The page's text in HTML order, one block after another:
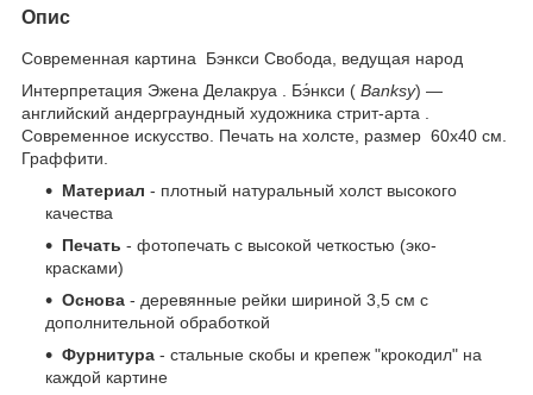
Опис
Современная картина Бэнкси Свобода, ведущая народ
Интерпретация Эжена Делакруа . Бэ́нкси ( Banksy) —
английский андерграундный художника стрит-арта
Современное искусство. Печать на холсте, размер 60x40 см.
Граффити.
Материал - плотный натуральный холст высокого
качества
Печать - фотопечать с высокой четкостью (эко-
красками)
Основа - деревянные рейки шириной 3,5 см с
дополнительной обработкой
Фурнитура - стальные скобы и крепеж "крокодил" на
каждой картине